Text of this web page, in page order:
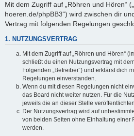
Mit dem Zugriff auf „Röhren und Hören“
hoeren.de/phpBB3“) wird zwischen dir
Vertrag mit folgenden Regelungen
1. NUTZUNGSVERTRAG
Mit dem Zugriff auf „Röhren und Hören“
schließt du einen Nutzungsvertrag mit
Folgenden „Betreiber“) und erklärst dich
Regelungen einverstanden.
Wenn du mit diesen Regelungen nicht
das Board nicht weiter nutzen. Für die
jeweils die an dieser Stelle
Der Nutzungsvertrag wird auf
von beiden Seiten ohne Einhaltung einer
werden.